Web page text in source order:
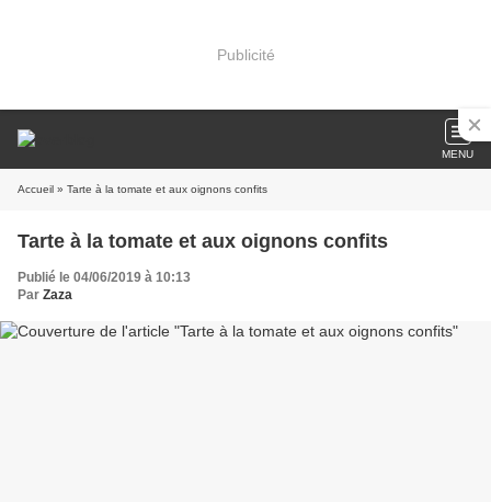
Publicité
MENU
Accueil » Tarte à la tomate et aux oignons confits
Tarte à la tomate et aux oignons confits
Publié le 04/06/2019 à 10:13
Par Zaza